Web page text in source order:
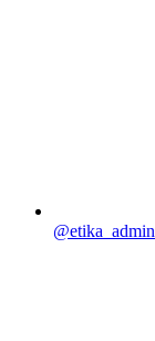
@etika_admin